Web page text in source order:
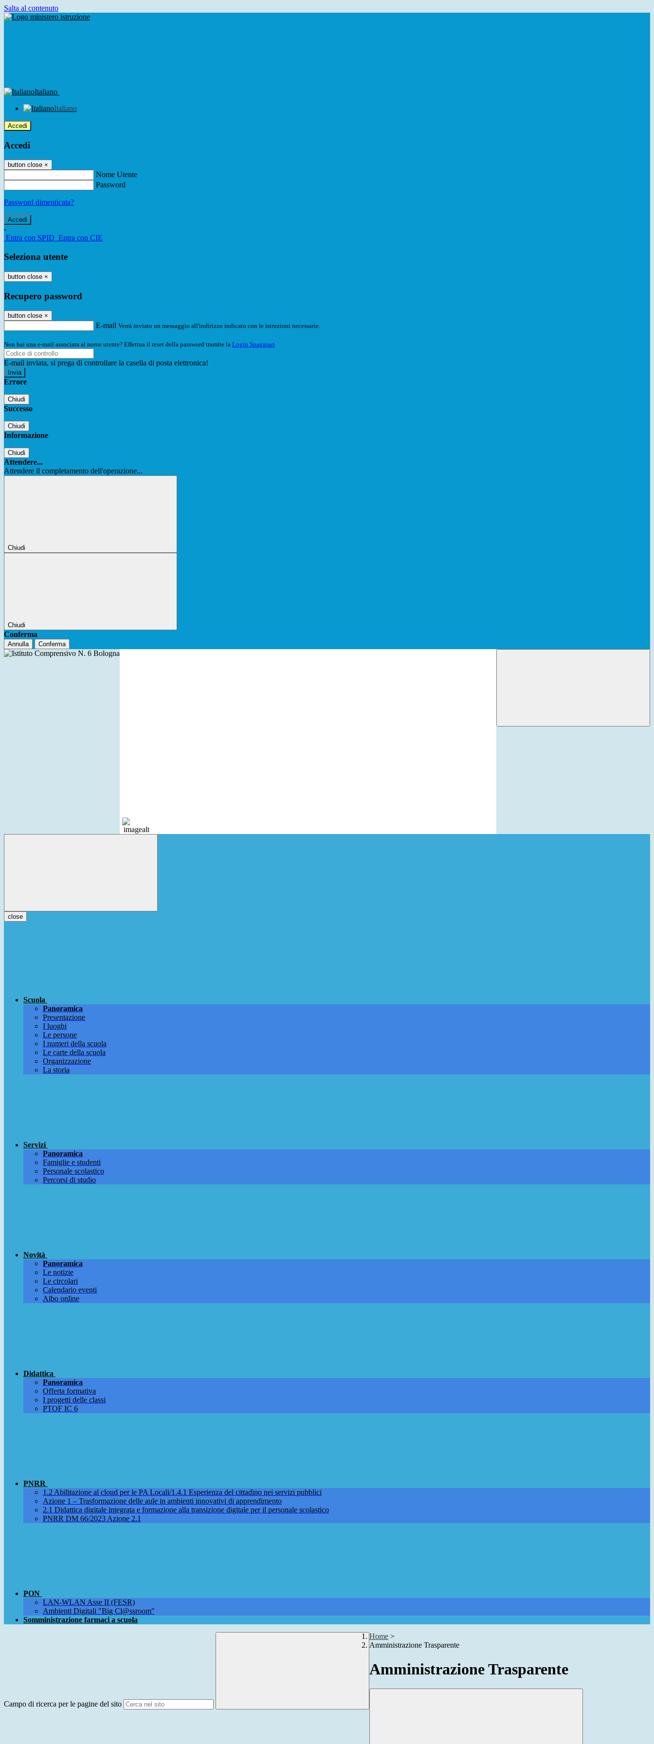
Salta al contenuto
Italiano
Italiano
Accedi
Accedi
button close ×
Nome Utente
Password
Password dimenticata?
-
Entra con SPID Entra con CIE
Seleziona utente
button close ×
Recupero password
button close ×
E-mail Verrà inviato un messaggio all'indirizzo indicato con le istruzioni necessarie.
Non hai una e-mail associata al nome utente? Effettua il reset della password tramite la Login Spaggiari
E-mail inviata, si prega di controllare la casella di posta elettronica!
Errore
Chiudi
Successo
Chiudi
Informazione
Chiudi
Attendere...
Attendere il completamento dell'operazione...
Chiudi
Chiudi
Conferma
Annulla Conferma
close
Scuola
Panoramica
Presentazione
I luoghi
Le persone
I numeri della scuola
Le carte della scuola
Organizzazione
La storia
Servizi
Panoramica
Famiglie e studenti
Personale scolastico
Percorsi di studio
Novità
Panoramica
Le notizie
Le circolari
Calendario eventi
Albo online
Didattica
Panoramica
Offerta formativa
I progetti delle classi
PTOF IC 6
PNRR
1.2 Abilitazione al cloud per le PA Locali/1.4.1 Esperienza del cittadino nei servizi pubblici
Azione 1 – Trasformazione delle aule in ambienti innovativi di apprendimento
2.1 Didattica digitale integrata e formazione alla transizione digitale per il personale scolastico
PNRR DM 66/2023 Azione 2.1
PON
LAN-WLAN Asse II (FESR)
Ambienti Digitali "Big Cl@ssroom"
Somministrazione farmaci a scuola
Campo di ricerca per le pagine del sito
Home >
Amministrazione Trasparente
Amministrazione Trasparente